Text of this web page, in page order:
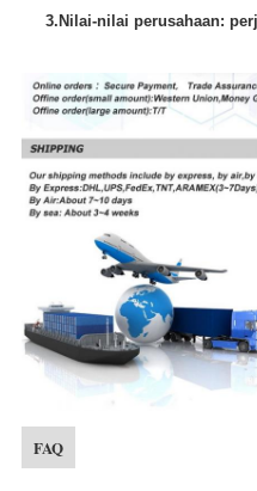
3. Nilai-nilai perusahaan:
FAQ